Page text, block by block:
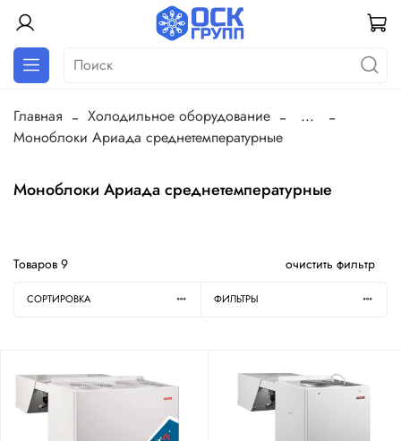
Главная Холодильное оборудование
...
Моноблоки Ариада среднетемпературные
Моноблоки Ариада среднетемпературные
Товаров 9 очистить фильтр
СОРТИРОВКА ФИЛЬТРЫ